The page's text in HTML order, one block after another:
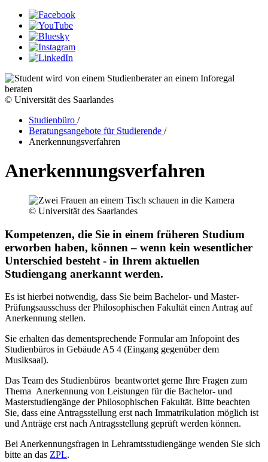
© Universität des Saarlandes
Studienbüro /
Beratungsangebote für Studierende /
Anerkennungsverfahren
Anerkennungsverfahren
© Universität des Saarlandes
Kompetenzen, die Sie in einem früheren Studium
erworben haben, können – wenn kein wesentlicher
Unterschied besteht - in Ihrem aktuellen
Studiengang anerkannt werden.
Es ist hierbei notwendig, dass Sie beim Bachelor- und Master-
Prüfungsausschuss der Philosophischen Fakultät einen Antrag auf
Anerkennung stellen.
Sie erhalten das dementsprechende Formular am Infopoint des
Studienbüros in Gebäude A5 4 (Eingang gegenüber dem
Musiksaal).
Das Team des Studienbüros beantwortet gerne Ihre Fragen zum
Thema Anerkennung von Leistungen für die Bachelor- und
Masterstudiengänge der Philosophischen Fakultät. Bitte beachten
Sie, dass eine Antragsstellung erst nach Immatrikulation möglich ist
und Anträge erst nach Antragsstellung geprüft werden können.
Bei Anerkennungsfragen in Lehramtsstudiengänge wenden Sie sich
bitte an das ZPL.